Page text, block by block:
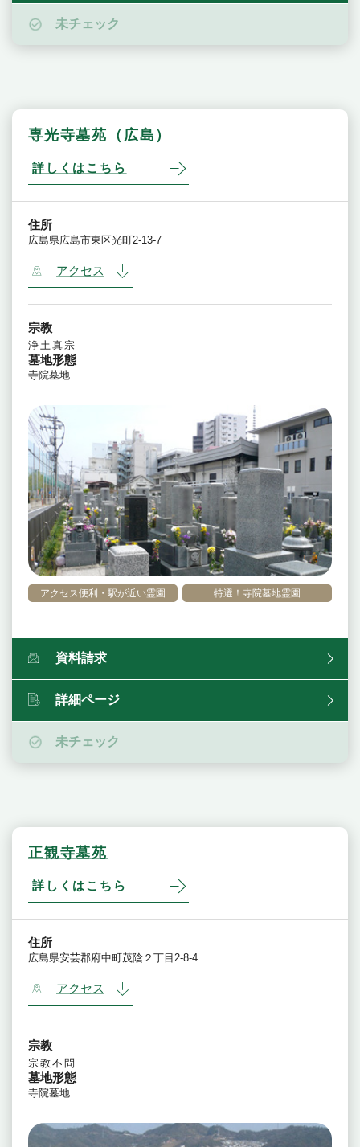
未チェック
専光寺墓苑（広島）
詳しくはこちら
アクセス便利・駅が近い霊園 特選！寺院墓地霊園
住所
広島県広島市東区光町2-13-7
アクセス
宗教
浄土真宗
墓地形態
寺院墓地
資料請求
詳細ページ
未チェック
正観寺墓苑
詳しくはこちら
住所
広島県安芸郡府中町茂陰２丁目2-8-4
アクセス
宗教
宗教不問
墓地形態
寺院墓地